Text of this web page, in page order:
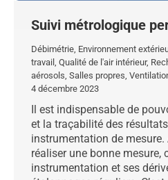
Suivi métrologique
Débimétrie Environnement
travail Qualité de l'air intérieur,
aérosols Salles propres
4 décembre 2023
Il est indispensable de
et la traçabilité des
instrumentation de
réaliser une bonne mesure,
instrumentation et ses